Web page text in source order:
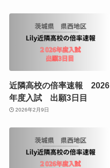
近隣高校の倍率速報 2026
年度入試 出願3日目
2026年2月9日